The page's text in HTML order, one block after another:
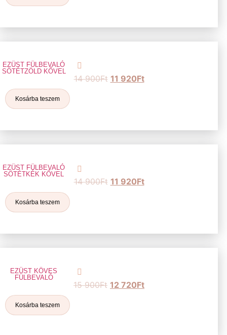
EZÜST FÜLBEVALÓ
SÖTÉTZÖLD KŐVEL
14 900Ft 11 920Ft
Kosárba teszem
EZÜST FÜLBEVALÓ
SÖTÉTKÉK KŐVEL
14 900Ft 11 920Ft
Kosárba teszem
EZÜST KÖVES
FÜLBEVALÓ
15 900Ft 12 720Ft
Kosárba teszem